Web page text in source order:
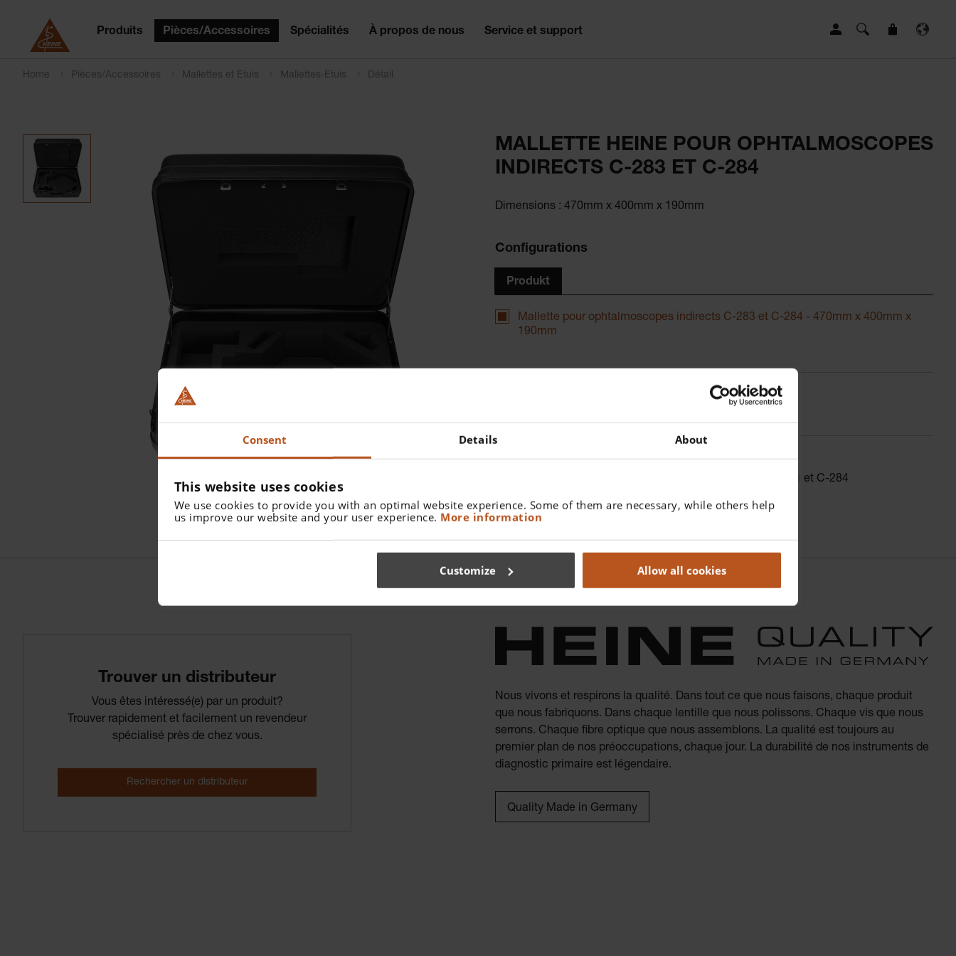
Consent Details About
This website uses cookies
We use cookies to provide you with an optimal website experience. Some of them are necessary, while others help
us improve our website and your user experience. More information
Customize Allow all cookies
Produits Pièces/Accessoires Spécialités À propos de nous Service et support
Home Pièces/Accessoires Mallettes et Etuis Mallettes-Etuis Détail
MALLETTE HEINE POUR OPHTALMOSCOPES
INDIRECTS C-283 ET C-284
Dimensions : 470mm x 400mm x 190mm
Configurations
Produkt
Mallette pour ophtalmoscopes indirects C-283 et C-284 - 470mm x 400mm x
190mm
C-079.00.000
Trouver un distributeur
Plus de détails
Malette vide pour trousses d’ophtalmoscopie indirect C-283 et C-284
Trouver­ un­ distributeur
Vous êtes intéressé(e) par un produit?
Trouver rapidement et facilement un revendeur
spécialisé près de chez vous.
Nous vivons et respirons la qualité. Dans tout ce que nous faisons, chaque produit
que nous fabriquons. Dans chaque lentille que nous polissons. Chaque vis que nous
serrons. Chaque fibre optique que nous assemblons. La qualité est toujours au
premier plan de nos préoccupations, chaque jour. La durabilité de nos instruments de
diagnostic primaire est légendaire.
Quality Made in Germany